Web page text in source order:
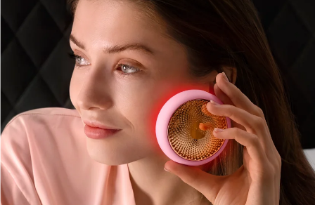
Entrar
Perfil de usuário
Meus aparelhos
Meus pedidos
Meus endereços
As minhas subscrições
NOVIDADE
FAQ™ Pure Beauty-Tech Elixir
BREAKING NEWS
issa™ Teeth Whitening Set
Idioma
Deutsch
Español
Français
Italiano
Português
Polski
Svenska
Русский
Türkçe
简体中文 繁體中文